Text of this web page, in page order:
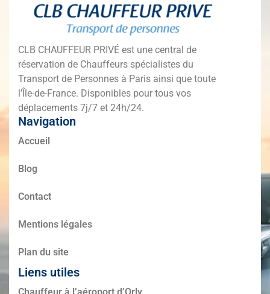
CLB CHAUFFEUR PRIVÉ est une central de
réservation de Chauffeurs spécialistes du
Transport de Personnes à Paris ainsi que toute
l’Île-de-France. Disponibles pour tous vos
déplacements 7j/7 et 24h/24.
Navigation
Accueil
Blog
Contact
Mentions légales
Plan du site
Liens utiles
Chauffeur à l’aéroport d’Orly